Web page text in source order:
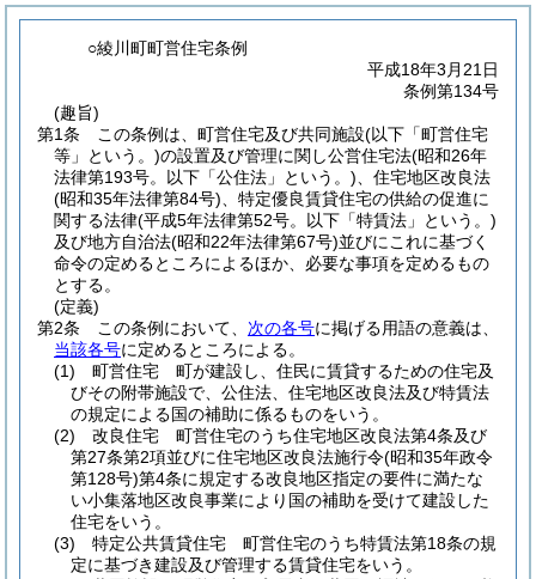
○綾川町町営住宅条例
平成18年3月21日
条例第134号
(趣旨)
第1条
この条例は、町営住宅及び共同施設(以下「町営住宅
等」という。)の設置及び管理に関し公営住宅法(昭和26年
法律第193号。以下「公住法」という。) 、住宅地区改良法
(昭和35年法律第84号) 、特定優良賃貸住宅の供給の促進に
関する法律(平成5年法律第52号。以下「特賃法」という。)
及び地方自治法(昭和22年法律第67号)並びにこれに基づく
命令の定めるところによるほか、必要な事項を定めるもの
とする。
(定義)
第2条
この条例において、 次の各号に掲げる用語の意義は、
当該各号に定めるところによる。
(1)
町営住宅 町が建設し、住民に賃貸するための住宅及
びその附帯施設で、公住法、住宅地区改良法及び特賃法
の規定による国の補助に係るものをいう。
(2)
改良住宅 町営住宅のうち住宅地区改良法第4条及び
第27条第2項並びに住宅地区改良法施行令(昭和35年政令
第128号)第4条に規定する改良地区指定の要件に満たな
い小集落地区改良事業により国の補助を受けて建設した
住宅をいう。
(3)
特定公共賃貸住宅 町営住宅のうち特賃法第18条の規
定に基づき建設及び管理する賃貸住宅をいう。